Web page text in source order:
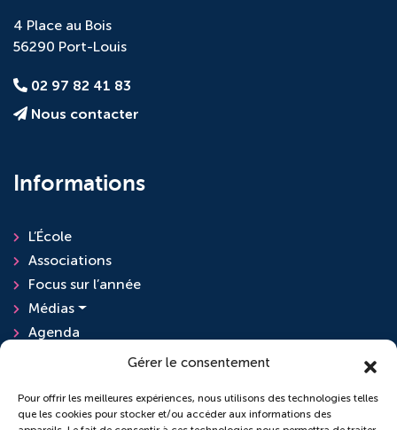
Gérer le consentement
Pour offrir les meilleures expériences, nous utilisons des technologies telles
que les cookies pour stocker et/ou accéder aux informations des
4 Place au Bois
56290 Port-Louis
02 97 82 41 83
Nous contacter
Informations
L’École
Associations
Focus sur l’année
Médias
Agenda
L'ensemble scolaire